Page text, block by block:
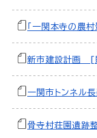
「一関本寺の農
新市建設計画 [
一関市トンネル
骨寺村荘園遺跡